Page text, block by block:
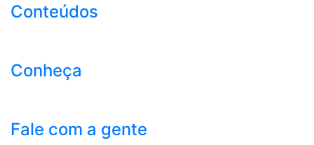
Conteúdos
Conheça
Fale com a gente